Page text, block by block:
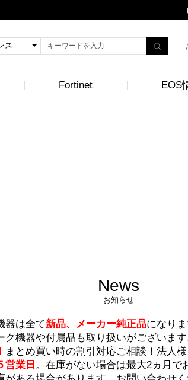
Fortinet EOS
News
お知らせ
器は全て新品、メーカー純正品になりま
機器や付属品も取り扱いがございま
まとめ買い時の割引対応ご相談！法人
営業日 。在庫がない場合は最大2ヵ月で